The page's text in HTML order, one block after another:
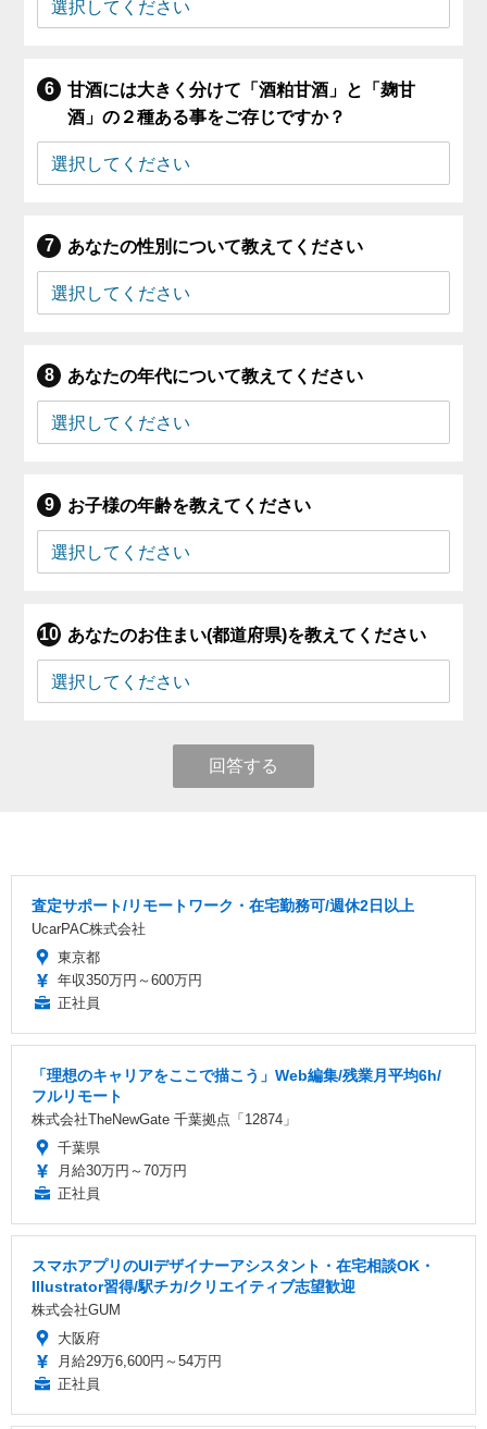
甘酒には大きく分けて「酒粕甘酒」と「麹甘
酒」の２種ある事をご存じですか？
あなたの性別について教えてください
あなたの年代について教えてください
お子様の年齢を教えてください
あなたのお住まい(都道府県)を教えてください
回答する
査定サポート/リモートワーク・在宅勤務可/週休2日以上
UcarPAC株式会社
東京都
年収350万円～600万円
正社員
「理想のキャリアをここで描こう」Web編集/残業月平均6h/
フルリモート
株式会社TheNewGate 千葉拠点「12874」
千葉県
月給30万円～70万円
正社員
スマホアプリのUIデザイナーアシスタント・在宅相談OK・
Illustrator習得/駅チカ/クリエイティブ志望歓迎
株式会社GUM
大阪府
月給29万6,600円～54万円
正社員